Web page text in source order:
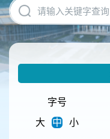
明
跳
转
到
网
字号
大
中 小